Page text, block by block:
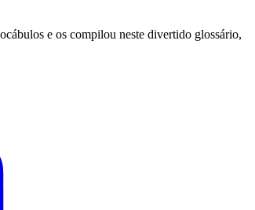
e os compilou neste divertido glossário,